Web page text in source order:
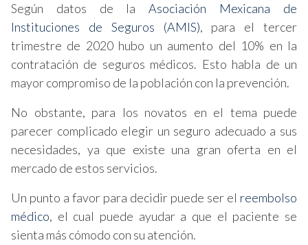
Según datos de laAsociación Mexicana de
Instituciones de Seguros (AMIS), para el tercer
trimestre de 2020 hubo un aumento del 10% en la
contratación de seguros médicos. Esto habla de un
mayor compromiso de la población con la prevención.
No obstante, para los novatos en el tema puede
parecer complicado elegir un seguro adecuado a sus
necesidades, ya que existe una gran oferta en el
mercado de estos servicios.
Un punto a favor para decidir puede ser el reembolso
médico, el cual puede ayudar a que el paciente se
sienta más cómodo con su atención.